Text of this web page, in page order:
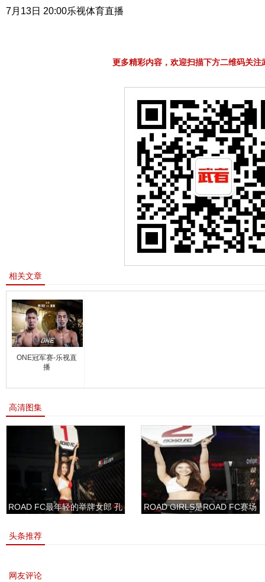
7月13日 20:00乐视体育直播
更多精彩内容，欢迎扫描下方二维码关注
相关文章
ONE冠军赛-乐视直
播
高清图集
ROAD FC最年轻的举牌女郎 孔
ROAD GIRLS是ROAD FC赛场
头条推荐
网友评论